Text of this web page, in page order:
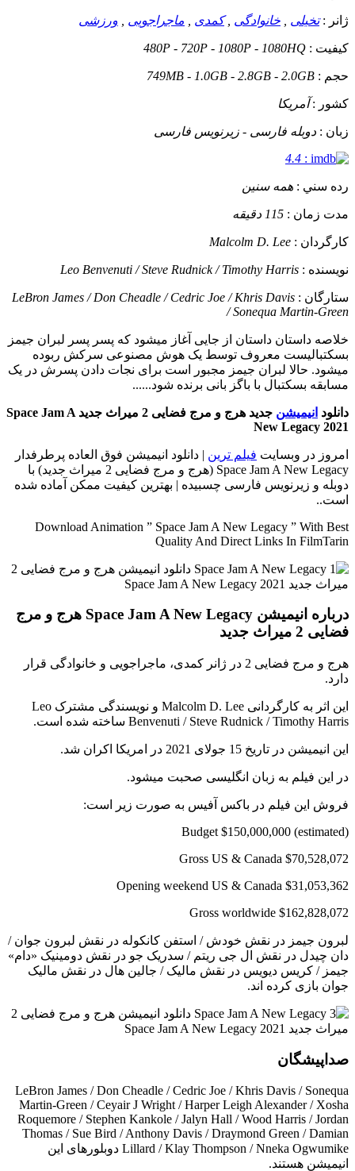
ژانر :تخیلی خانوادگی ,کمدی ماجراجویی ورزشی
کيفيت : 480P - 720P - 1080P - 1080HQ
حجم : 749MB - 1.0GB - 2.8GB - 2.0GB
کشور :آمریکا
زبان : دوبله فارسی - زیرنویس فارسی
:
4.4
رده سني : همه سنین
مدت زمان : 115 دقیقه
کارگردان : Malcolm D. Lee
نويسنده : Leo Benvenuti / Steve Rudnick / Timothy Harris
ستارگان : LeBron James / Don Cheadle / Cedric Joe / Khris Davis
/ Sonequa Martin-Green
خلاصه داستان داستان از جایی آغاز میشود که پسر پسر لبران جیمز
بسکتبالیست معروف توسط یک هوش مصنوعی سرکش ربوده
میشود. حالا لبران جیمز مجبور است برای نجات دادن پسرش در یک
مسابقه بسکتبال با باگز بانی برنده شود......
دانلود انیمیشن
جدید هرج و مرج فضایی 2 میراث جدید Space Jam A
New Legacy 2021
امروز در وبسایت فیلم ترین | دانلود انیمیشن فوق العاده پرطرفدار
Space Jam A New Legacy (هرج و مرج فضایی 2 میراث جدید) با
دوبله و زیرنویس فارسی چسبیده | بهترین کیفیت ممکن آماده شده
است..
Download Animation ” Space Jam A New Legacy ” With Best
Quality And Direct Links In FilmTarin
درباره انیمیشن Space Jam A New Legacy هرج و مرج
فضایی 2 میراث جدید
هرج و مرج فضایی 2 در ژانر کمدی، ماجراجویی و خانوادگی قرار
دارد.
این اثر به کارگردانی Malcolm D. Lee و نویسندگی مشترک Leo
Benvenuti / Steve Rudnick / Timothy Harris ساخته شده است.
این انیمیشن در تاریخ 15 جولای 2021 در امریکا اکران شد.
در این فیلم به زبان انگلیسی صحبت میشود.
فروش این فیلم در باکس آفیس به صورت زیر است:
Budget $150,000,000 (estimated)
Gross US & Canada $70,528,072
Opening weekend US & Canada $31,053,362
Gross worldwide $162,828,072
لبرون جیمز در نقش خودش / استفن کانکوله در نقش لبرون جوان /
دان چیدل در نقش ال جی ریتم / سدریک جو در نقش دومینیک «دام»
جیمز / کریس دیویس در نقش مالیک / جالین هال در نقش مالیک
جوان بازی کرده اند.
صداپیشگان
LeBron James / Don Cheadle / Cedric Joe / Khris Davis / Sonequa
Martin-Green / Ceyair J Wright / Harper Leigh Alexander / Xosha
Roquemore / Stephen Kankole / Jalyn Hall / Wood Harris / Jordan
Thomas / Sue Bird / Anthony Davis / Draymond Green / Damian
Lillard / Klay Thompson / Nneka Ogwumike دوبلورهای این
انیمیشن هستند.